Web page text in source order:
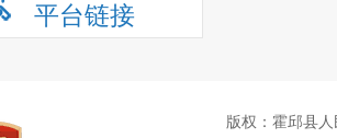
平台链接
版权：霍邱县